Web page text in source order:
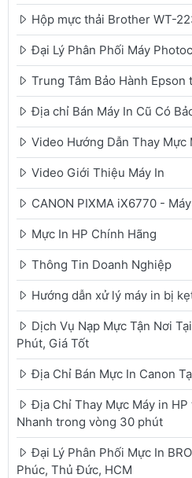
Hộp mực thải Brother WT-
Đại Lý Phân Phối Máy
Trung Tâm Bảo Hành Epson
Địa chỉ Bán Máy In Cũ Có
Video Hướng Dẫn Thay Mực
Video Giới Thiệu Máy In
CANON PIXMA iX6770 -
Mực In HP Chính Hãng
Thông Tin Doanh Nghiệp
Hướng dẫn xử lý máy in bị
Dịch Vụ Nạp Mực Tận Nơi
Phút, Giá Tốt
Địa Chỉ Bán Mực In Canon
Địa Chỉ Thay Mực Máy in
Nhanh trong vòng 30 phút
Đại Lý Phân Phối Mực In
Phúc, Thủ Đức, HCM